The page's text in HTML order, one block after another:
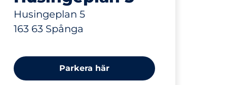
Husingeplan 5
163 63 Spånga
Parkera här